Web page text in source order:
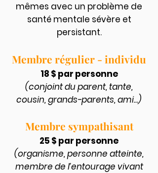
mêmes avec un problème de
santé mentale sévère et
persistant.
Membre régulier - individu
18 $ par personne
(conjoint du parent, tante,
cousin, grands-parents, ami…)
Membre sympathisant
25 $ par personne
(organisme, personne atteinte,
membre de l’entourage vivant